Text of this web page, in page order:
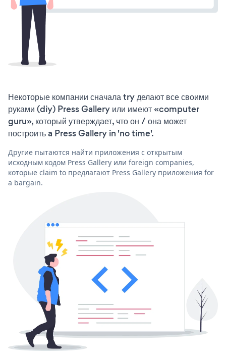
Некоторые компании сначала try делают все своими
руками (diy) Press Gallery или имеют «computer
guru», который утверждает, что он / она может
построить a Press Gallery in 'no time'.
Другие пытаются найти приложения с открытым
исходным кодом Press Gallery или foreign companies,
которые claim to предлагают Press Gallery приложения for
a bargain.